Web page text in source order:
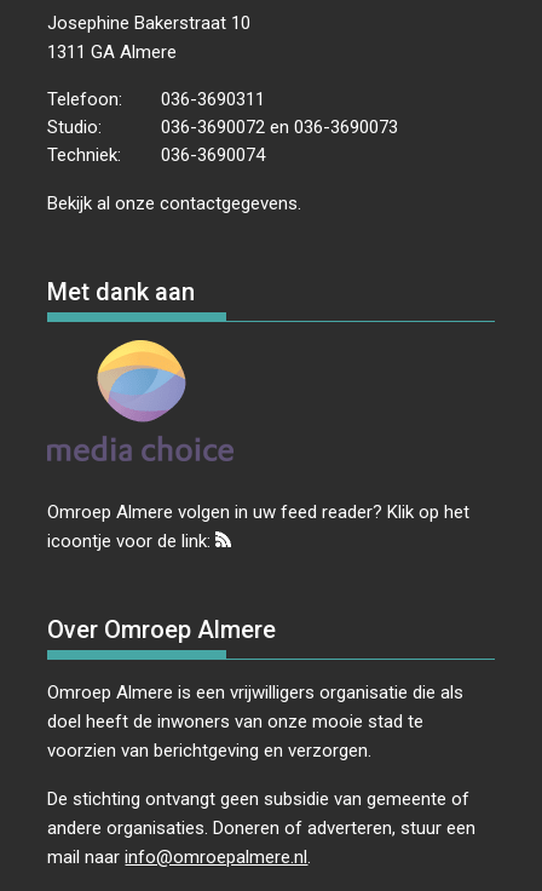
Josephine Bakerstraat 10
1311 GA Almere
Telefoon:
036-3690311
Studio:
036-3690072 en 036-3690073
Techniek:
036-3690074
Bekijk al onzecontactgegevens
Met dank aan
Omroep Almere volgen in uw feed reader? Klik op het
icoontje voor de link:
Over Omroep Almere
Omroep Almere is een vrijwilligers organisatie die als
doel heeft de inwoners van onze mooie stad te
voorzien van berichtgeving en verzorgen.
De stichting ontvangt geen subsidie van gemeente of
andere organisaties. Doneren of adverteren, stuur een
mail naarinfo@omroepalmere.nl.